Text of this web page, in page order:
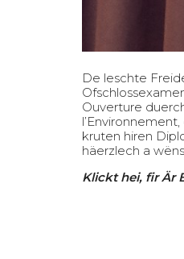
De leschte
Ouverture
kruten hiren
häerzlech a
Klickt hei, fir Är